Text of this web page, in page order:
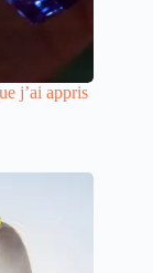
j’ai appris